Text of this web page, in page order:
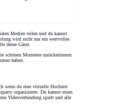
Medien teilen und du kannst
wird nicht nur ein wertvolles
deine Gäste.
schönen Momente zurückerinnern
haben.
wenn du eine virtuelle Hochzeit
organisieren. Du kannst einen
Videoverbindung spielt und alle